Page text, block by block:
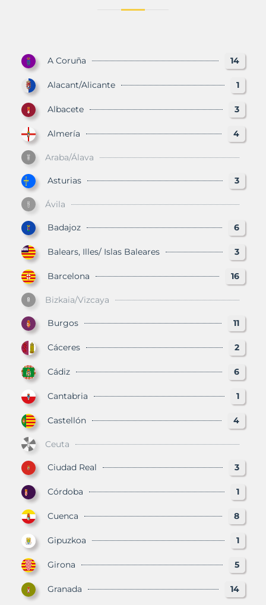
A Coruña 14
Alacant/Alicante 1
Albacete 3
Almería 4
Araba/Álava
Asturias 3
Ávila
Badajoz 6
Balears, Illes/ Islas Baleares 3
Barcelona 16
Bizkaia/Vizcaya
Burgos 11
Cáceres 2
Cádiz 6
Cantabria 1
Castellón 4
Ceuta
Ciudad Real 3
Córdoba 1
Cuenca 8
Gipuzkoa 1
Girona 5
Granada 14